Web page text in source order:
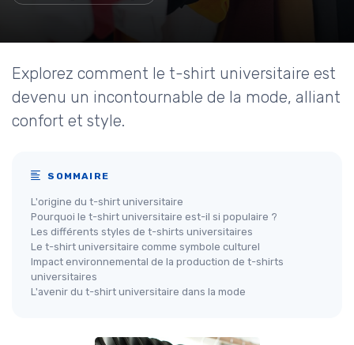
Explorez comment le t-shirt universitaire est
devenu un incontournable de la mode, alliant
confort et style.
SOMMAIRE
L'origine du t-shirt universitaire
Pourquoi le t-shirt universitaire est-il si populaire ?
Les différents styles de t-shirts universitaires
Le t-shirt universitaire comme symbole culturel
Impact environnemental de la production de t-shirts
universitaires
L'avenir du t-shirt universitaire dans la mode